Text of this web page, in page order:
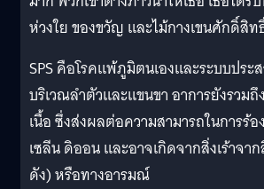
ห่วงใย ของขวัญ และไม้กางเขนศักดิ์สิท
SPS คือโรคแพ้ภูมิตนเองและระบบประ
บริเวณลำตัวและแขนขา อาการยังรวม
เนื้อ ซึ่งส่งผลต่อความสามารถในการร้
เซลีน ดิออน และอาจเกิดจากสิ่งเร้าจา
ดัง) หรือทางอารมณ์